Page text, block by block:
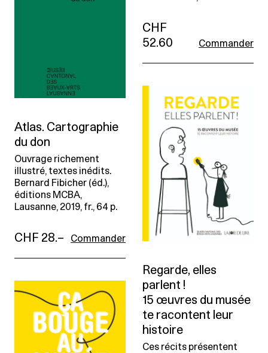
CHF
52.60
Commander
Atlas. Cartographie
du don
Ouvrage richement
illustré, textes inédits.
Bernard Fibicher (éd.),
éditions MCBA,
Lausanne, 2019, fr., 64 p.
CHF 28.– Commander
Regarde, elles
parlent !
15 œuvres du musée
te racontent leur
histoire
Ces récits présentent